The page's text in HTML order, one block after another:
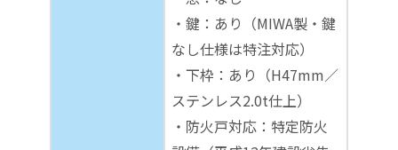
・鍵：あり（MIWA製・鍵
なし仕様は特注対応）
・下枠：あり（H47mm／
ステンレス2.0t仕上）
・防火戸対応：特定防火